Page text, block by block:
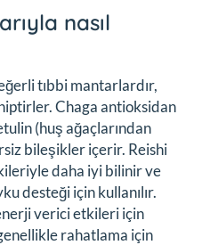
nasıl
tıbbi mantarlardır,
Chaga antioksidan
(huş ağaçlarından
bileşikler içerir. Reishi
daha iyi bilinir ve
desteği için kullanılır.
verici etkileri için
rahatlama için